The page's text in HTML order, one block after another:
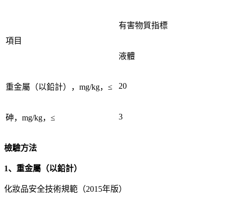
項目
有害物質指標
液體
重金屬（以鉛計），mg/kg，≤ 20
砷，mg/kg，≤ 3
檢驗方法
1、重金屬（以鉛計）
化妝品安全技術規範（2015年版）